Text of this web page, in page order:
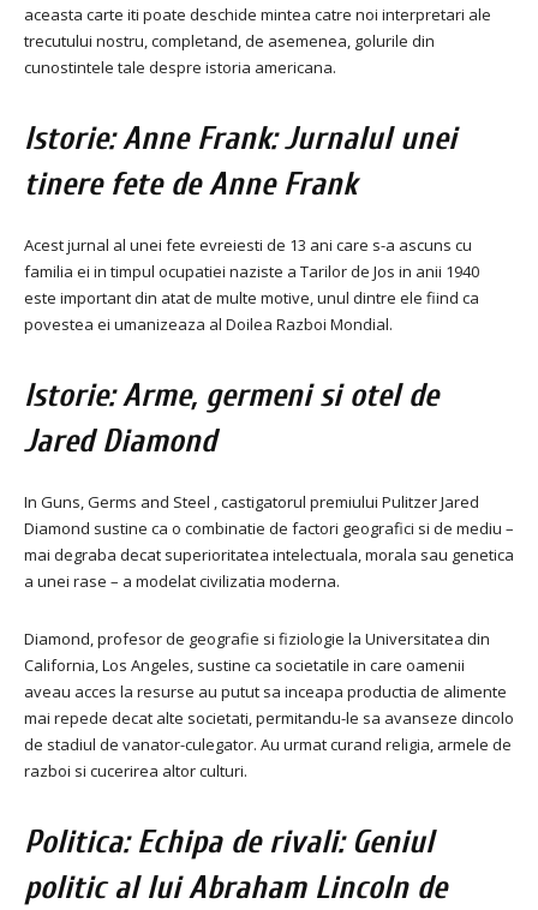
aceasta carte iti poate deschide mintea catre noi interpretari ale
trecutului nostru, completand, de asemenea, golurile din
cunostintele tale despre istoria americana.
Istorie: Anne Frank: Jurnalul unei
tinere fete de Anne Frank
Acest jurnal al unei fete evreiesti de 13 ani care s-a ascuns cu
familia ei in timpul ocupatiei naziste a Tarilor de Jos in anii 1940
este important din atat de multe motive, unul dintre ele fiind ca
povestea ei umanizeaza al Doilea Razboi Mondial.
Istorie: Arme, germeni si otel de
Jared Diamond
In Guns, Germs and Steel , castigatorul premiului Pulitzer Jared
Diamond sustine ca o combinatie de factori geografici si de mediu –
mai degraba decat superioritatea intelectuala, morala sau genetica
a unei rase – a modelat civilizatia moderna.
Diamond, profesor de geografie si fiziologie la Universitatea din
California, Los Angeles, sustine ca societatile in care oamenii
aveau acces la resurse au putut sa inceapa productia de alimente
mai repede decat alte societati, permitandu-le sa avanseze dincolo
de stadiul de vanator-culegator. Au urmat curand religia, armele de
razboi si cucerirea altor culturi.
Politica: Echipa de rivali: Geniul
politic al lui Abraham Lincoln de